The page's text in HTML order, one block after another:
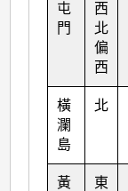
屯
門
西
北
偏
西
橫
瀾
島
北
黃
東